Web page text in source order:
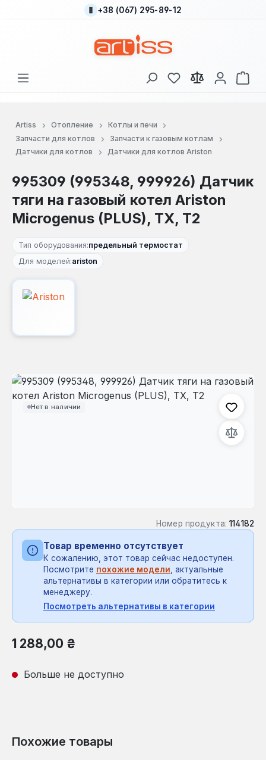
Перейти к основному содержанию
+38 (067) 295-89-12
У вас есть товары
В
Artiss Отопление
Котлы и печи
Запчасти для котлов
Запчасти к газовым котлам
Датчики для котлов
Датчики для котлов Ariston
995309 (995348, 999926) Датчик
тяги на газовый котел Ariston
Microgenus (PLUS), TX, T2
Тип оборудования:предельный термостат
Для моделей:ariston
Нет в наличии
Пропустить галерею изображений
Номер продукта: 114182
Товар временно отсутствует
К сожалению, этот товар сейчас недоступен.
Посмотрите похожие модели , актуальные
альтернативы в категории или обратитесь к
менеджеру.
Посмотреть альтернативы в категории
Обычная цена:
1 288,00 ₴
Больше не доступно
Похожие товары